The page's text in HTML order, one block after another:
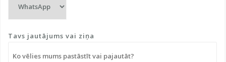
Tavs jautājums vai ziņa